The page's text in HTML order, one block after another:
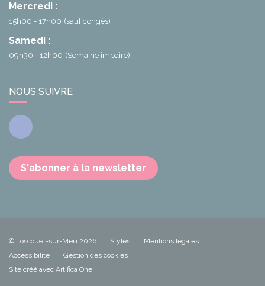
Mercredi :
15h00 - 17h00 (sauf congés)
Samedi :
09h30 - 12h00 (Semaine impaire)
NOUS SUIVRE
Facebook
S'abonner à la newsletter
© Loscouët-sur-Meu 2026 Styles
Mentions légales
Accessibilité
Gestion des cookies
Site créé avec Artifica One